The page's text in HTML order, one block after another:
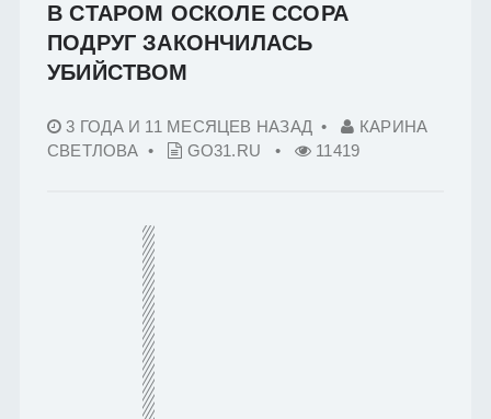
В СТАРОМ ОСКОЛЕ ССОРА
ПОДРУГ ЗАКОНЧИЛАСЬ
УБИЙСТВОМ
3 ГОДА И 11 МЕСЯЦЕВ НАЗАД •
КАРИНА
СВЕТЛОВА •
GO31.RU • 11419